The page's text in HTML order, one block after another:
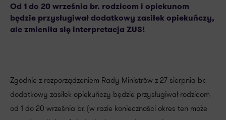
Od 1 do 20 września br. rodzicom i opiekunom
będzie przysługiwał dodatkowy zasiłek opiekuńczy,
ale zmieniła się interpretacja ZUS!
Zgodnie z rozporządzeniem Rady Ministrów z 27 sierpnia br.
dodatkowy zasiłek opiekuńczy będzie przysługiwał rodzicom
od 1 do 20 września br. (w razie konieczności okres ten może